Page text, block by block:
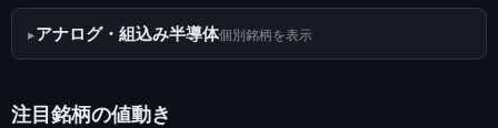
アナログ・組込み半導体個別銘柄を表示
注目銘柄の値動き